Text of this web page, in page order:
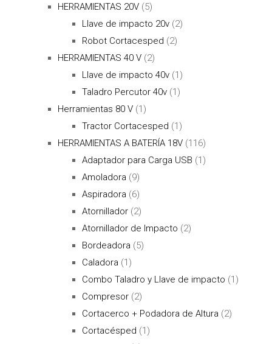
HERRAMIENTAS 20V (5)
Llave de impacto 20v (2)
Robot Cortacesped (2)
HERRAMIENTAS 40 V (2)
Llave de impacto 40v (1)
Taladro Percutor 40v (1)
Herramientas 80 V (1)
Tractor Cortacesped (1)
HERRAMIENTAS A BATERÍA 18V (116)
Adaptador para Carga USB (1)
Amoladora (9)
Aspiradora (6)
Atornillador (2)
Atornillador de Impacto (2)
Bordeadora (5)
Caladora (1)
Combo Taladro y Llave de impacto (1)
Compresor (2)
Cortacerco + Podadora de Altura (2)
Cortacésped (1)